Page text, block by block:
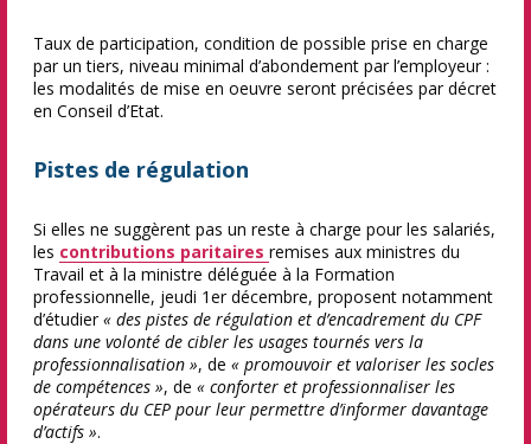
Taux de participation, condition de possible prise en charge
par un tiers, niveau minimal d’abondement par l’employeur :
les modalités de mise en oeuvre seront précisées par décret
en Conseil d’Etat.
Pistes de régulation
Si elles ne suggèrent pas un reste à charge pour les salariés,
les contributions paritaires remises aux ministres du
Travail et à la ministre déléguée à la Formation
professionnelle, jeudi 1er décembre, proposent notamment
d’étudier« des pistes de régulation et d’encadrement du CPF
dans une volonté de cibler les usages tournés vers la
professionnalisation », de « promouvoir et valoriser les socles
de compétences », de « conforter et professionnaliser les
opérateurs du CEP pour leur permettre d’informer davantage
d’actifs ».